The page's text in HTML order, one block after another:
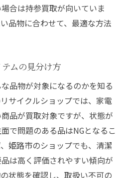
合は持参買取が向いていま
品物に合わせて、最適な方法
ムの見分け方
品物が対象になるのかを知る
サイクルショップでは、家電
品が買取対象ですが、状態が
で問題のある品はNGとなるこ
姫路市のショップでも、清潔
は高く評価されやすい傾向が
状態を確認し、取扱い不可の